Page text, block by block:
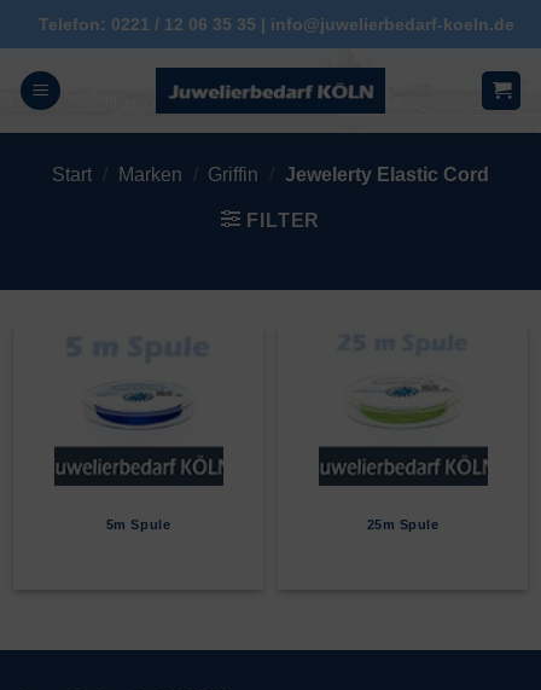
Zum
Inhalt
springen
Telefon: 0221 / 12 06 35 35 | info@juwelierbedarf-koeln.de
Start / Marken / Griffin / Jewelerty Elastic Cord
FILTER
5m Spule 25m Spule